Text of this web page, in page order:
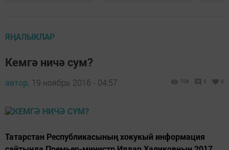
ЯҢАЛЫКЛАР
Кемгә ничә сум?
автор, 19 ноябрь 2016 - 04:57 708 0 0
Татарстан Республикасының хокукый информация